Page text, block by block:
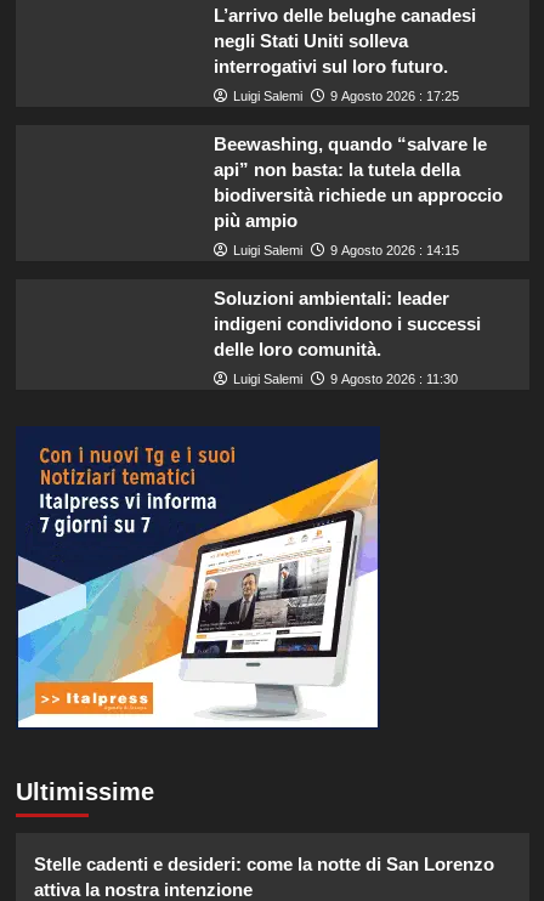
L’arrivo delle belughe canadesi
negli Stati Uniti solleva
interrogativi sul loro futuro.
Luigi Salemi 9 Agosto 2026 : 17:25
Beewashing, quando “salvare le
api” non basta: la tutela della
biodiversità richiede un approccio
più ampio
Luigi Salemi 9 Agosto 2026 : 14:15
Soluzioni ambientali: leader
indigeni condividono i successi
delle loro comunità.
Luigi Salemi 9 Agosto 2026 : 11:30
Ultimissime
Stelle cadenti e desideri: come la notte di San Lorenzo
attiva la nostra intenzione